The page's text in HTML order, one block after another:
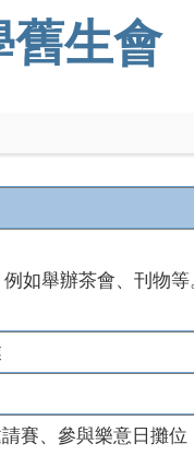
生會
如舉辦茶會、刊物等
賽、參與樂意日攤